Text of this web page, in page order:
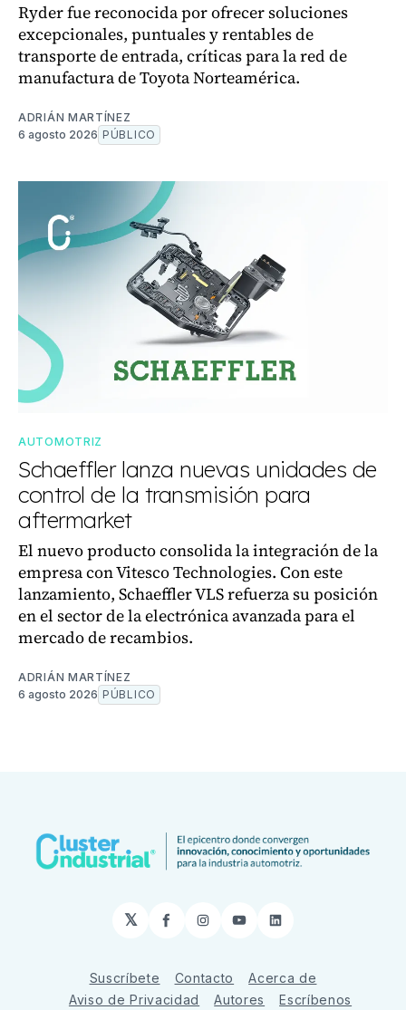
Ryder fue reconocida por ofrecer soluciones
excepcionales, puntuales y rentables de
transporte de entrada, críticas para la red de
manufactura de Toyota Norteamérica.
ADRIÁN MARTÍNEZ
6 agosto 2026 PÚBLICO
AUTOMOTRIZ
Schaeffler lanza nuevas unidades de
control de la transmisión para
aftermarket
El nuevo producto consolida la integración de la
empresa con Vitesco Technologies. Con este
lanzamiento, Schaeffler VLS refuerza su posición
en el sector de la electrónica avanzada para el
mercado de recambios.
ADRIÁN MARTÍNEZ
6 agosto 2026 PÚBLICO
𝕏 Facebook
Instagram
YouTubeLinkedIn
Suscríbete Contacto
Acerca de
Aviso de Privacidad
Autores Escríbenos